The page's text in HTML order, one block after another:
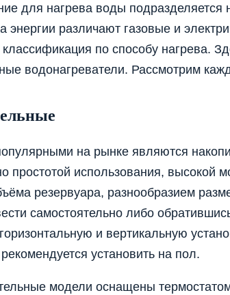
для нагрева воды подразделяется
энергии различают газовые и
классификация по способу нагрева.
водонагреватели. Рассмотрим
на рынке являются
простотой использования, высокой
резервуара, разнообразием
самостоятельно либо
и вертикальную
установить на пол.
модели оснащены